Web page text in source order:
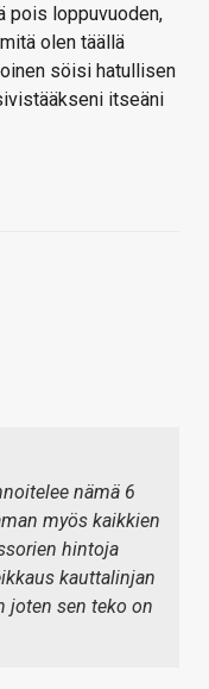
pois loppuvuoden,
olen täällä
söisi hatullisen
itseäni
nämä 6
myös kaikkien
hintoja
kauttalinjan
joten sen teko on